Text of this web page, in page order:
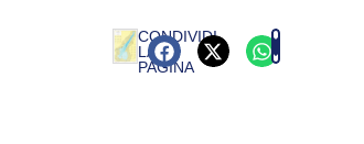
CONDIVIDI
LA
PAGINA